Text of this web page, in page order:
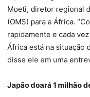
Moeti, diretor regional
(OMS) para a África.
rapidamente e cada
África está na situação
disse ele em uma
Japão doará 1 milhão